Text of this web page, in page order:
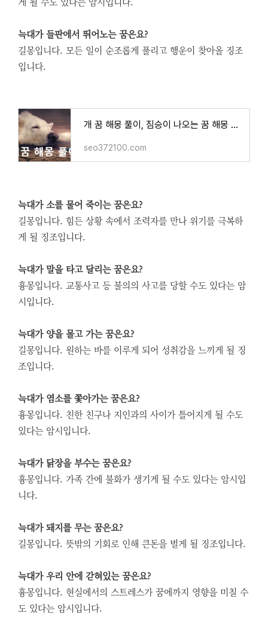
늑대가 들판에서 뛰어노는 꿈은요?
길몽입니다. 모든 일이 순조롭게 풀리고 행운이 찾아올 징조
입니다.
개 꿈 해몽 풀이, 짐승이 나오는 꿈 해몽 풀이.
seo372100.com
늑대가 소를 물어 죽이는 꿈은요?
길몽입니다. 힘든 상황 속에서 조력자를 만나 위기를 극복하
게 될 징조입니다.
늑대가 말을 타고 달리는 꿈은요?
흉몽입니다. 교통사고 등 불의의 사고를 당할 수도 있다는 암
시입니다.
늑대가 양을 몰고 가는 꿈은요?
길몽입니다. 원하는 바를 이루게 되어 성취감을 느끼게 될 징
조입니다.
늑대가 염소를 쫓아가는 꿈은요?
흉몽입니다. 친한 친구나 지인과의 사이가 틀어지게 될 수도
있다는 암시입니다.
늑대가 닭장을 부수는 꿈은요?
흉몽입니다. 가족 간에 불화가 생기게 될 수도 있다는 암시입
니다.
늑대가 돼지를 무는 꿈은요?
길몽입니다. 뜻밖의 기회로 인해 큰돈을 벌게 될 징조입니다.
늑대가 우리 안에 갇혀있는 꿈은요?
흉몽입니다. 현실에서의 스트레스가 꿈에까지 영향을 미칠 수
도 있다는 암시입니다.